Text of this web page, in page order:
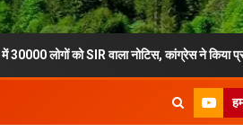
SIR वाला नोटिस, कांग्रेस ने किया प्रदर्शन, उठाए